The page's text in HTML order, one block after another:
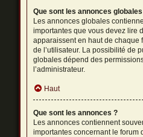
Que sont les annonces
Les annonces globales
importantes que vous devez lire
apparaissent en haut de chaque
de l’utilisateur. La possibilité de
globales dépend des
l’administrateur.
Haut
Que sont les annonces ?
Les annonces contiennent
importantes concernant le forum